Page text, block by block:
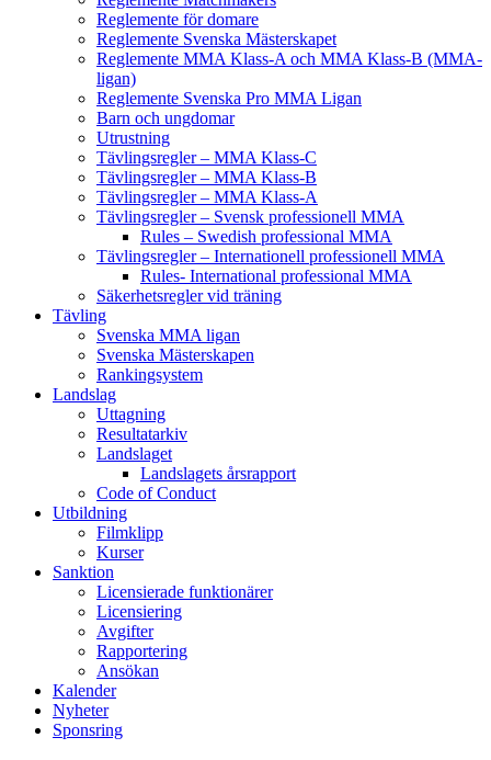
Reglemente för domare
Reglemente Svenska Mästerskapet
Reglemente MMA Klass-A och MMA Klass-B (MMA-
ligan)
Reglemente Svenska Pro MMA Ligan
Barn och ungdomar
Utrustning
Tävlingsregler – MMA Klass-C
Tävlingsregler – MMA Klass-B
Tävlingsregler – MMA Klass-A
Tävlingsregler – Svensk professionell MMA
Rules – Swedish professional MMA
Tävlingsregler – Internationell professionell MMA
Rules- International professional MMA
Säkerhetsregler vid träning
Tävling
Svenska MMA ligan
Svenska Mästerskapen
Rankingsystem
Landslag
Uttagning
Resultatarkiv
Landslaget
Landslagets årsrapport
Code of Conduct
Utbildning
Filmklipp
Kurser
Sanktion
Licensierade funktionärer
Licensiering
Avgifter
Rapportering
Ansökan
Kalender
Nyheter
Sponsring